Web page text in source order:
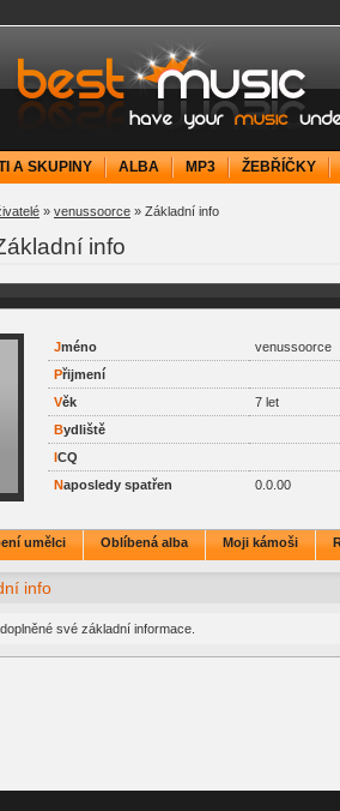
- Have your music under
A SKUPINY ALBA MP3 ŽEBŘÍČKY
» venussoorce » Základní info
info
Jméno
venussoorce
Přijmení
Věk
7 let
Bydliště
ICQ
Naposledy spatřen 0.0.00
umělci Oblíbená alba Moji kámoši
info
své základní informace.